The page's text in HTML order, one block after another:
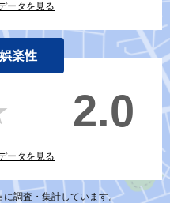
ータを見る
楽性
2.0
ータを見る
調査・集計しています。